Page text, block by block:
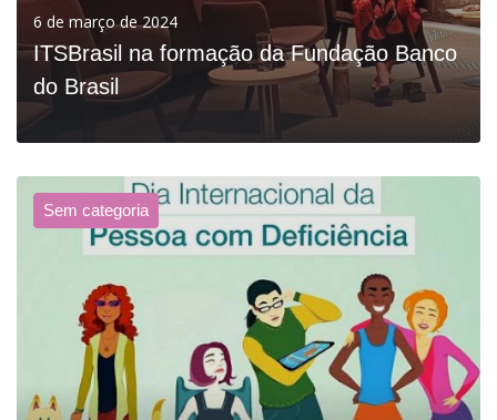
6 de março de 2024
ITSBrasil na formação da Fundação Banco
do Brasil
Sem categoria